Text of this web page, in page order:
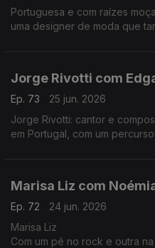
Portuguesa e com raízes
uma designer de moda que
Jorge Rivotti com
Ep. 73
25 jun. 2026
Jorge Rivotti: cantor e
em Portugal, com um
Marisa Liz com
Ep. 72
24 jun. 2026
Marisa Liz
Com um pé no rock e outra na